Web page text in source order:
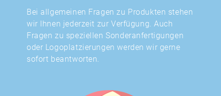
Bei allgemeinen Fragen zu Produkten stehen
wir Ihnen jederzeit zur Verfügung. Auch
Fragen zu speziellen Sonderanfertigungen
oder Logoplatzierungen werden wir gerne
sofort beantworten.